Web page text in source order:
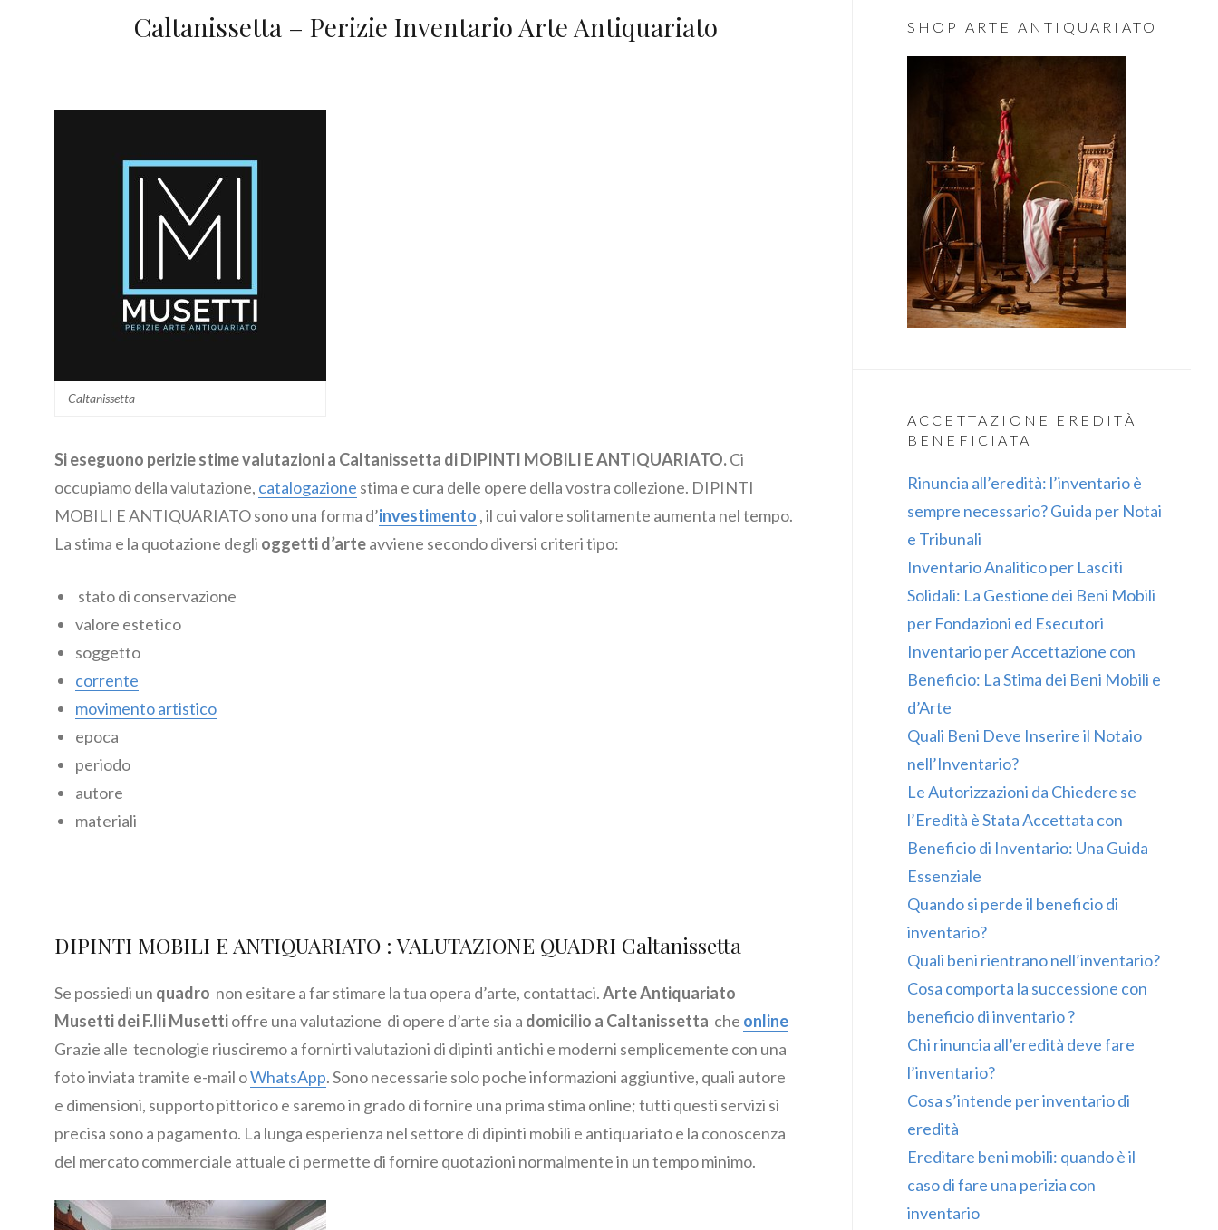
Caltanissetta – Perizie Inventario Arte Antiquariato
Caltanissetta
Si eseguono perizie stime valutazioni a Caltanissetta di DIPINTI MOBILI E ANTIQUARIATO.Ci
occupiamo della valutazione, catalogazione stima e cura delle opere della vostra collezione. DIPINTI
MOBILI E ANTIQUARIATO sono una forma d’investimento , il cui valore solitamente aumenta nel tempo.
La stima e la quotazione degli oggetti d’arteavviene secondo diversi criteri tipo:
stato di conservazione
valore estetico
soggetto
corrente
movimento artistico
epoca
periodo
autore
materiali
DIPINTI MOBILI E ANTIQUARIATO : VALUTAZIONE QUADRI Caltanissetta
Se possiedi un quadro non esitare a far stimare la tua opera d’arte, contattaci.Arte Antiquariato
Musetti dei F.lli Musettioffre una valutazione di opere d’arte sia a domicilio a Caltanissetta che online
Grazie alle tecnologie riusciremo a fornirti valutazioni di dipinti antichi e moderni semplicemente con una
foto inviata tramite e-mail oWhatsApp. Sono necessarie solo poche informazioni aggiuntive, quali autore
e dimensioni, supporto pittorico e saremo in grado di fornire una prima stima online; tutti questi servizi si
precisa sono a pagamento. La lunga esperienza nel settore di dipinti mobili e antiquariato e la conoscenza
del mercato commerciale attuale ci permette di fornire quotazioni normalmente in un tempo minimo.
SHOP ARTE ANTIQUARIATO
ACCETTAZIONE EREDITÀ
BENEFICIATA
Rinuncia all’eredità: l’inventario è
sempre necessario? Guida per Notai
e Tribunali
Inventario Analitico per Lasciti
Solidali: La Gestione dei Beni Mobili
per Fondazioni ed Esecutori
Inventario per Accettazione con
Beneficio: La Stima dei Beni Mobili e
d’Arte
Quali Beni Deve Inserire il Notaio
nell’Inventario?
Le Autorizzazioni da Chiedere se
l’Eredità è Stata Accettata con
Beneficio di Inventario: Una Guida
Essenziale
Quando si perde il beneficio di
inventario?
Quali beni rientrano nell’inventario?
Cosa comporta la successione con
beneficio di inventario ?
Chi rinuncia all’eredità deve fare
l’inventario?
Cosa s’intende per inventario di
eredità
Ereditare beni mobili: quando è il
caso di fare una perizia con
inventario